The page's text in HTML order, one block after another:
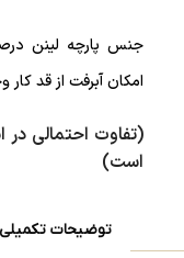
امکان آبرفت از قد کار
است)
توضیحات تکمیلی